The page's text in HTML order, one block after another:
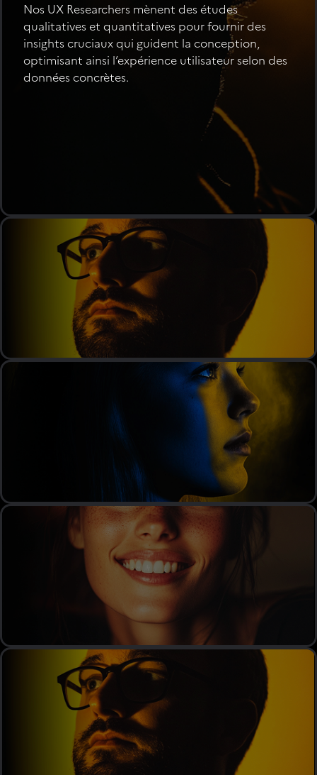
Nos UX Researchers mènent des études
qualitatives et quantitatives pour fournir des
insights cruciaux qui guident la conception,
optimisant ainsi l’expérience utilisateur selon des
données concrètes.